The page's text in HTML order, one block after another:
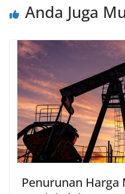
Anda Juga
Penurunan Harga